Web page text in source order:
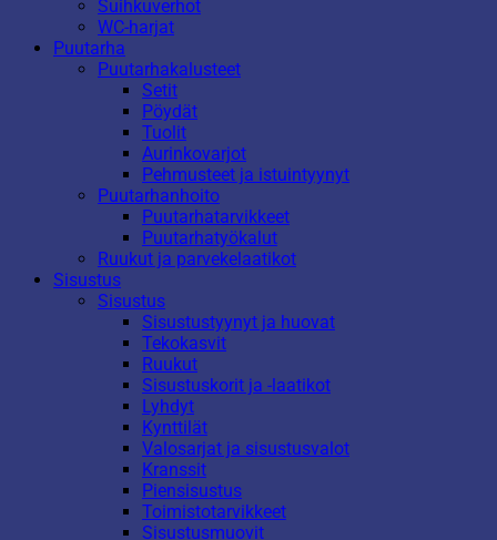
Suihkuverhot
WC-harjat
Puutarha
Puutarhakalusteet
Setit
Pöydät
Tuolit
Aurinkovarjot
Pehmusteet ja istuintyynyt
Puutarhanhoito
Puutarhatarvikkeet
Puutarhatyökalut
Ruukut ja parvekelaatikot
Sisustus
Sisustus
Sisustustyynyt ja huovat
Tekokasvit
Ruukut
Sisustuskorit ja -laatikot
Lyhdyt
Kynttilät
Valosarjat ja sisustusvalot
Kranssit
Piensisustus
Toimistotarvikkeet
Sisustusmuovit